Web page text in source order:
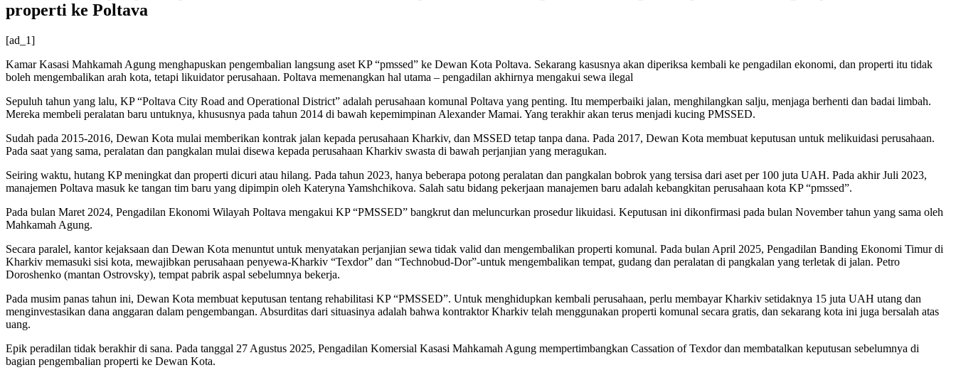
properti ke Poltava
[ad_1]
Kamar Kasasi Mahkamah Agung menghapuskan pengembalian langsung aset KP “pmssed” ke Dewan Kota Poltava. Sekarang kasusnya akan diperiksa kembali ke pengadilan ekonomi, dan properti itu tidak
boleh mengembalikan arah kota, tetapi likuidator perusahaan. Poltava memenangkan hal utama – pengadilan akhirnya mengakui sewa ilegal
Sepuluh tahun yang lalu, KP “Poltava City Road and Operational District” adalah perusahaan komunal Poltava yang penting. Itu memperbaiki jalan, menghilangkan salju, menjaga berhenti dan badai limbah.
Mereka membeli peralatan baru untuknya, khususnya pada tahun 2014 di bawah kepemimpinan Alexander Mamai. Yang terakhir akan terus menjadi kucing PMSSED.
Sudah pada 2015-2016, Dewan Kota mulai memberikan kontrak jalan kepada perusahaan Kharkiv, dan MSSED tetap tanpa dana. Pada 2017, Dewan Kota membuat keputusan untuk melikuidasi perusahaan.
Pada saat yang sama, peralatan dan pangkalan mulai disewa kepada perusahaan Kharkiv swasta di bawah perjanjian yang meragukan.
Seiring waktu, hutang KP meningkat dan properti dicuri atau hilang. Pada tahun 2023, hanya beberapa potong peralatan dan pangkalan bobrok yang tersisa dari aset per 100 juta UAH. Pada akhir Juli 2023,
manajemen Poltava masuk ke tangan tim baru yang dipimpin oleh Kateryna Yamshchikova. Salah satu bidang pekerjaan manajemen baru adalah kebangkitan perusahaan kota KP “pmssed”.
Pada bulan Maret 2024, Pengadilan Ekonomi Wilayah Poltava mengakui KP “PMSSED” bangkrut dan meluncurkan prosedur likuidasi. Keputusan ini dikonfirmasi pada bulan November tahun yang sama oleh
Mahkamah Agung.
Secara paralel, kantor kejaksaan dan Dewan Kota menuntut untuk menyatakan perjanjian sewa tidak valid dan mengembalikan properti komunal. Pada bulan April 2025, Pengadilan Banding Ekonomi Timur di
Kharkiv memasuki sisi kota, mewajibkan perusahaan penyewa-Kharkiv “Texdor” dan “Technobud-Dor”-untuk mengembalikan tempat, gudang dan peralatan di pangkalan yang terletak di jalan. Petro
Doroshenko (mantan Ostrovsky), tempat pabrik aspal sebelumnya bekerja.
Pada musim panas tahun ini, Dewan Kota membuat keputusan tentang rehabilitasi KP “PMSSED”. Untuk menghidupkan kembali perusahaan, perlu membayar Kharkiv setidaknya 15 juta UAH utang dan
menginvestasikan dana anggaran dalam pengembangan. Absurditas dari situasinya adalah bahwa kontraktor Kharkiv telah menggunakan properti komunal secara gratis, dan sekarang kota ini juga bersalah atas
uang.
Epik peradilan tidak berakhir di sana. Pada tanggal 27 Agustus 2025, Pengadilan Komersial Kasasi Mahkamah Agung mempertimbangkan Cassation of Texdor dan membatalkan keputusan sebelumnya di
bagian pengembalian properti ke Dewan Kota.